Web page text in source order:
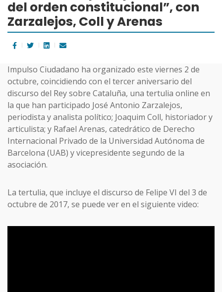
del orden constitucional”, con
Zarzalejos, Coll y Arenas
Impulso Ciudadano ha organizado este viernes 2 de
octubre, coincidiendo con el tercer aniversario del
discurso del Rey sobre Cataluña, una tertulia online en
la que han participado José Antonio Zarzalejos,
periodista y analista político; Joaquim Coll, historiador y
articulista; y Rafael Arenas, catedrático de Derecho
Internacional Privado de la Universidad Autónoma de
Barcelona (UAB) y vicepresidente segundo de la
asociación.
La tertulia, que incluye el discurso de Felipe VI del 3 de
octubre de 2017, se puede ver en el siguiente video: